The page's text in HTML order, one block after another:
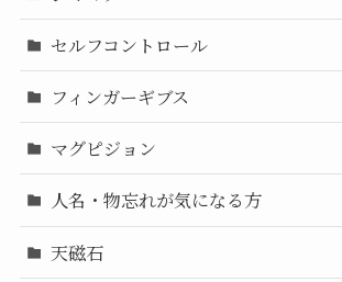
セルフコントロール
フィンガーギブス
マグピジョン
人名・物忘れが気になる方
天磁石